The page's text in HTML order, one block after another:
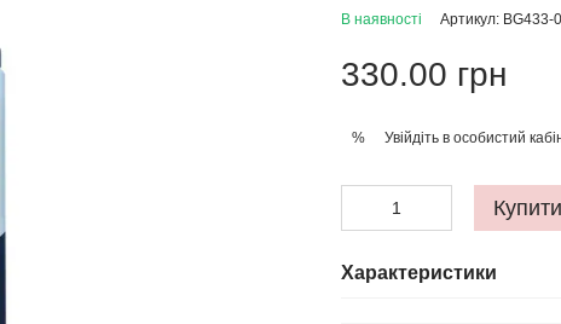
В наявності Артикул: BG433-
330.00 грн
% Увійдіть в особистий
Купити
Характеристики